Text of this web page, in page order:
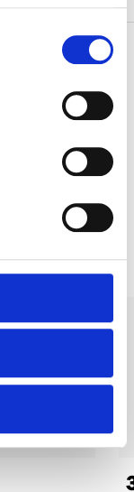
bought